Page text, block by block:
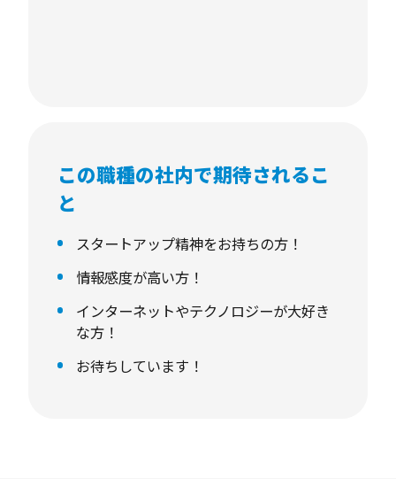
れ、jsの動作確認など
「業務の幅を広げたい」といった希望があれ
ば、営業同行や顧客とのコミュニケーションな
ども積極的にチャレンジしてください。
この職種の社内で期待されるこ
と
スタートアップ精神をお持ちの方！
情報感度が高い方！
インターネットやテクノロジーが大好き
な方！
お待ちしています！